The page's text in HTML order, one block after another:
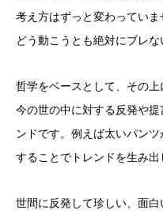
考え方はずっと変わってい
どう動こうとも絶対にブレな
哲学をベースとして、その上
今の世の中に対する反発や
ンドです。例えば太いパン
することでトレンドを生み出
世間に反発して珍しい、面